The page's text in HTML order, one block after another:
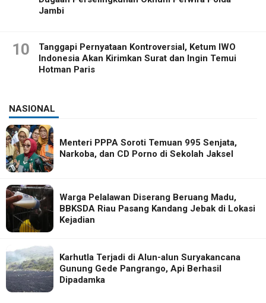
Jambi
10
Tanggapi Pernyataan Kontroversial, Ketum IWO
Indonesia Akan Kirimkan Surat dan Ingin Temui
Hotman Paris
NASIONAL
Menteri PPPA Soroti Temuan 995 Senjata,
Narkoba, dan CD Porno di Sekolah Jaksel
Warga Pelalawan Diserang Beruang Madu,
BBKSDA Riau Pasang Kandang Jebak di Lokasi
Kejadian
Karhutla Terjadi di Alun-alun Suryakancana
Gunung Gede Pangrango, Api Berhasil
Dipadamka